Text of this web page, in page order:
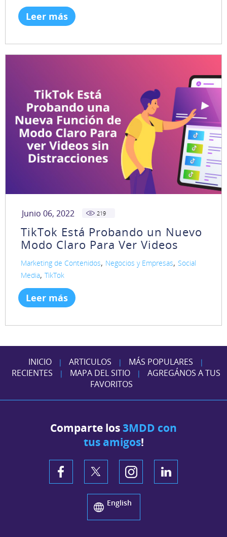
Leer más
Junio 06, 2022 219
TikTok Está Probando un Nuevo
Modo Claro Para Ver Videos
Marketing de Contenidos, Negocios y Empresas, Social
Media, TikTok
Leer más
INICIO | ARTICULOS | MÁS POPULARES |
RECIENTES | MAPA DEL SITIO |
AGREGÁNOS A TUS
FAVORITOS
Comparte los3MDD con
tus amigos!
English